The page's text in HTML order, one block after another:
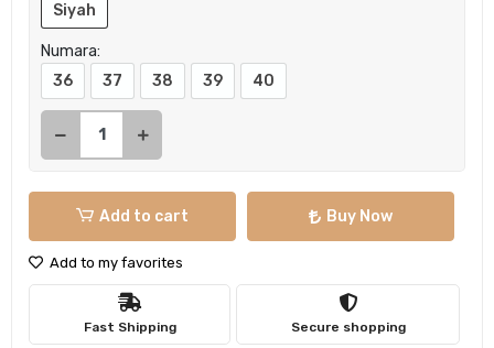
Siyah
Numara:
36
37 38 39 40
Add to cart Buy Now
Add to my favorites
Fast Shipping Secure shopping